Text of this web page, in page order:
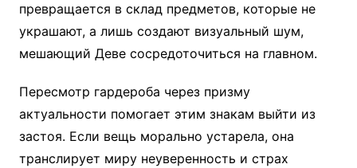
превращается в склад предметов, которые не
украшают, а лишь создают визуальный шум,
мешающий Деве сосредоточиться на главном.
Пересмотр гардероба через призму
актуальности помогает этим знакам выйти из
застоя. Если вещь морально устарела, она
транслирует миру неуверенность и страх